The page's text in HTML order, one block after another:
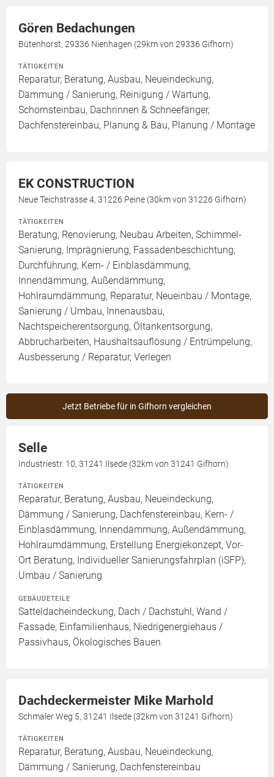
Gören Bedachungen
Bütenhorst, 29336 Nienhagen (29km von 29336 Gifhorn)
TÄTIGKEITEN
Reparatur, Beratung, Ausbau, Neueindeckung,
Dämmung / Sanierung, Reinigung / Wartung,
Schornsteinbau, Dachrinnen & Schneefänger,
Dachfenstereinbau, Planung & Bau, Planung / Montage
EK CONSTRUCTION
Neue Teichstrasse 4, 31226 Peine (30km von 31226 Gifhorn)
TÄTIGKEITEN
Beratung, Renovierung, Neubau Arbeiten, Schimmel-
Sanierung, Imprägnierung, Fassadenbeschichtung,
Durchführung, Kern- / Einblasdämmung,
Innendämmung, Außendämmung,
Hohlraumdämmung, Reparatur, Neueinbau / Montage,
Sanierung / Umbau, Innenausbau,
Nachtspeicherentsorgung, Öltankentsorgung,
Abbrucharbeiten, Haushaltsauflösung / Entrümpelung,
Ausbesserung / Reparatur, Verlegen
Jetzt Betriebe für in Gifhorn vergleichen
Selle
Industriestr. 10, 31241 Ilsede (32km von 31241 Gifhorn)
TÄTIGKEITEN
Reparatur, Beratung, Ausbau, Neueindeckung,
Dämmung / Sanierung, Dachfenstereinbau, Kern- /
Einblasdämmung, Innendämmung, Außendämmung,
Hohlraumdämmung, Erstellung Energiekonzept, Vor-
Ort Beratung, Individueller Sanierungsfahrplan (iSFP),
Umbau / Sanierung
GEBÄUDETEILE
Satteldacheindeckung, Dach / Dachstuhl, Wand /
Fassade, Einfamilienhaus, Niedrigenergiehaus /
Passivhaus, Ökologisches Bauen
Dachdeckermeister Mike Marhold
Schmaler Weg 5, 31241 Ilsede (32km von 31241 Gifhorn)
TÄTIGKEITEN
Reparatur, Beratung, Ausbau, Neueindeckung,
Dämmung / Sanierung, Dachfenstereinbau